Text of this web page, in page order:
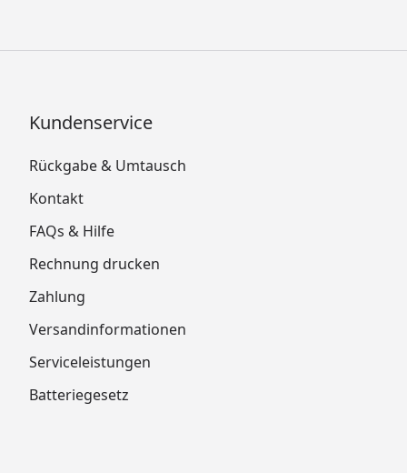
Kundenservice
Rückgabe & Umtausch
Kontakt
FAQs & Hilfe
Rechnung drucken
Zahlung
Versandinformationen
Serviceleistungen
Batteriegesetz